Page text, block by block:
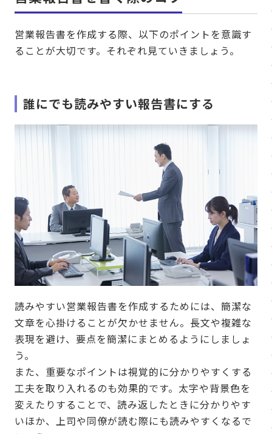
営業報告書を作成する際、以下のポイントを意識す
ることが大切です。それぞれ見ていきましょう。
誰にでも読みやすい報告書にする
読みやすい営業報告書を作成するためには、簡潔な
文章を心掛けることが欠かせません。長文や複雑な
表現を避け、要点を簡潔にまとめるようにしましょ
う。
また、重要なポイントは視覚的に分かりやすくする
工夫を取り入れるのも効果的です。太字や背景色を
変えたりすることで、読み返したときに分かりやす
いほか、上司や同僚が読む際にも読みやすくなるで